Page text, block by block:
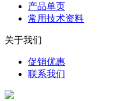
产品单页
常用技术资料
关于我们
促销优惠
联系我们